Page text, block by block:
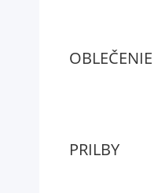
OBLEČENIE
PRILBY